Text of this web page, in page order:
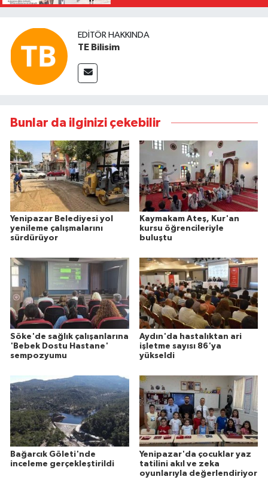
EDITÖR HAKKINDA
TE Bilisim
Bunlar da ilginizi çekebilir
Yenipazar Belediyesi yol
yenileme çalışmalarını
sürdürüyor
Kaymakam Ateş, Kur'an
kursu öğrencileriyle
buluştu
Söke'de sağlık çalışanlarına
'Bebek Dostu Hastane'
sempozyumu
Aydın'da hastalıktan ari
işletme sayısı 86'ya
yükseldi
Bağarcık Göleti'nde
inceleme gerçekleştirildi
Yenipazar'da çocuklar yaz
tatilini akıl ve zeka
oyunlarıyla değerlendiriyor